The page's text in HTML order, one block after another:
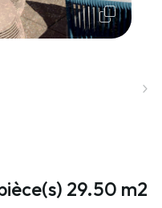
29.50 m2